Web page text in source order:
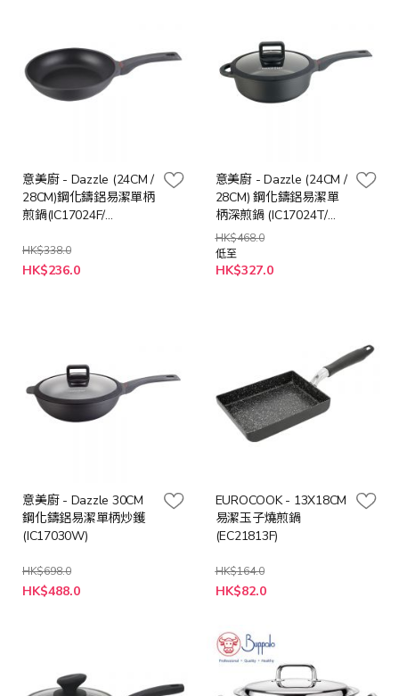
意美廚 - Dazzle (24CM /
28CM)鋼化鑄鋁易潔單柄
煎鍋(IC17024F/
HK$338.0
HK$236.0
意美廚 - Dazzle (24CM /
28CM) 鋼化鑄鋁易潔單
柄深煎鍋 (IC17024T/
IC17028T)
HK$468.0
低至
HK$327.0
意美廚 - Dazzle 30CM
鋼化鑄鋁易潔單柄炒鑊
(IC17030W)
HK$698.0
特
殊
HK$488.0
EUROCOOK - 13X18CM
易潔玉子燒煎鍋
(EC21813F)
HK$164.0
特
殊
HK$82.0